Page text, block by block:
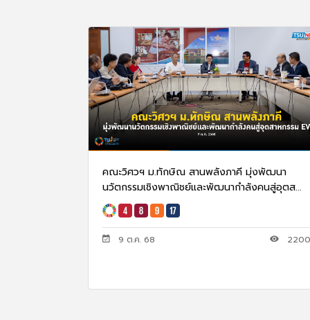
คณะวิศวฯ ม.ทักษิณ สานพลังภาคี มุ่งพัฒนา
นวัตกรรมเชิงพาณิชย์และพัฒนากำลังคนสู่อุตส...
9 ต.ค. 68